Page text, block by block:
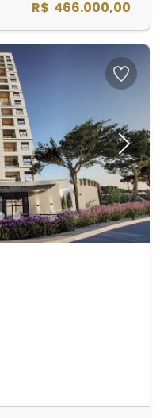
R$ 466.000,00
Next